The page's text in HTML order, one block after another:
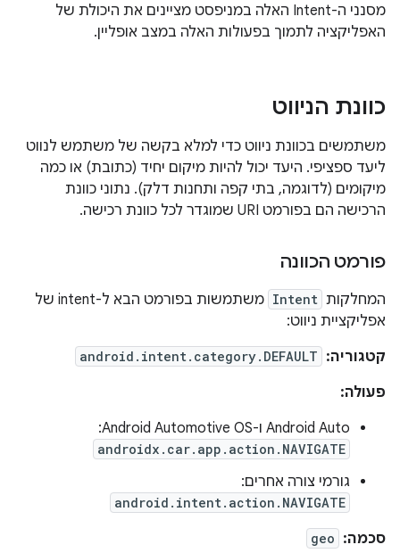
מסנני ה-Intent האלה במניפסט מציינים את היכולת של
האפליקציה לתמוך בפעולות האלה במצב אופליין.
כוונת הניווט
משתמשים בכוונת ניווט כדי למלא בקשה של משתמש לנווט
ליעד ספציפי. היעד יכול להיות מיקום יחיד (כתובת) או כמה
מיקומים (לדוגמה, בתי קפה ותחנות דלק). נתוני כוונת
הרכישה הם בפורמט URI שמוגדר לכל כוונת רכישה.
פורמט הכוונה
המחלקות Intent
משתמשות בפורמט הבא ל-intent של
אפליקציית ניווט:
קטגוריה: android.intent.category.DEFAULT
פעולה:
‫Android Auto ו-Android Automotive OS:
androidx.car.app.action.NAVIGATE
גורמי צורה אחרים:
android.intent.action.NAVIGATE
סכמה: geo